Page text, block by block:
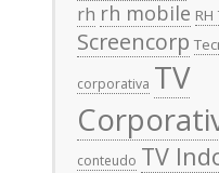
rh rh mobile RH
Screencorp
corporativa TV
conteudo TV